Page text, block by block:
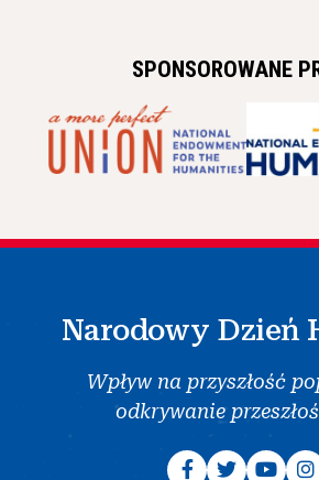
SPONSOROWANE
Narodowy Dzień
Wpływ na przyszłość
odkrywanie